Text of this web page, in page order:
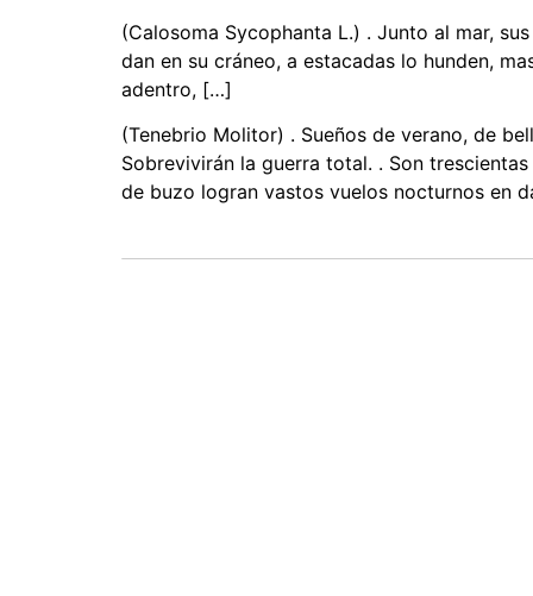
(Calosoma Sycophanta L.) . Junto al mar,
dan en su cráneo, a estacadas lo hunden,
adentro, […]
(Tenebrio Molitor) . Sueños de verano, de
Sobrevivirán la guerra total. . Son
de buzo logran vastos vuelos nocturnos en